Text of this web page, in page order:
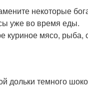
некоторые
уже во время еды.
куриное мясо,
дольки темного